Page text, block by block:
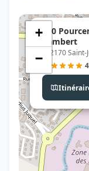
100
Rambert
, 42170
+
−